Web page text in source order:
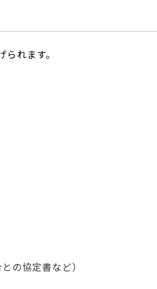
れます。
の協定書など）